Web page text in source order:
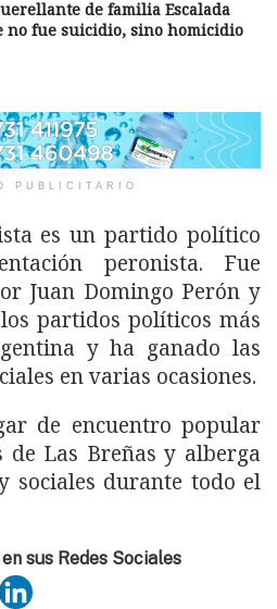
de familia Escalada
no fue suicidio, sino homicidio
PUBLICITARIO
es un partido político
peronista. Fue
Juan Domingo Perón y
partidos políticos más
y ha ganado las
en varias ocasiones.
de encuentro popular
Las Breñas y alberga
sociales durante todo el
sus Redes Sociales